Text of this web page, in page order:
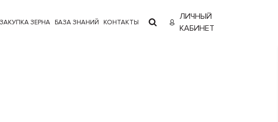
ЗАКУПКА ЗЕРНА БАЗА ЗНАНИЙ КОНТАКТЫ
ЛИЧНЫЙ
КАБИНЕТ